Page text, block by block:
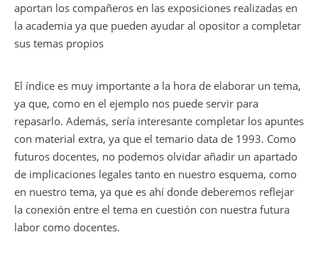
aportan los compañeros en las exposiciones realizadas en
la academia ya que pueden ayudar al opositor a completar
sus temas propios
El índice es muy importante a la hora de elaborar un tema,
ya que, como en el ejemplo nos puede servir para
repasarlo. Además, sería interesante completar los apuntes
con material extra, ya que el temario data de 1993. Como
futuros docentes, no podemos olvidar añadir un apartado
de implicaciones legales tanto en nuestro esquema, como
en nuestro tema, ya que es ahí donde deberemos reflejar
la conexión entre el tema en cuestión con nuestra futura
labor como docentes.